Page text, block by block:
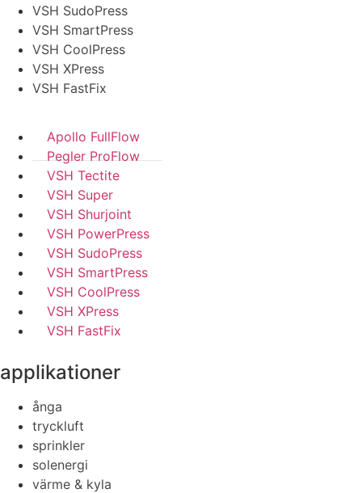
VSH SudoPress
VSH SmartPress
VSH CoolPress
VSH XPress
VSH FastFix
Apollo FullFlow
Pegler ProFlow
VSH Tectite
VSH Super
VSH Shurjoint
VSH PowerPress
VSH SudoPress
VSH SmartPress
VSH CoolPress
VSH XPress
VSH FastFix
applikationer
ånga
tryckluft
sprinkler
solenergi
värme & kyla